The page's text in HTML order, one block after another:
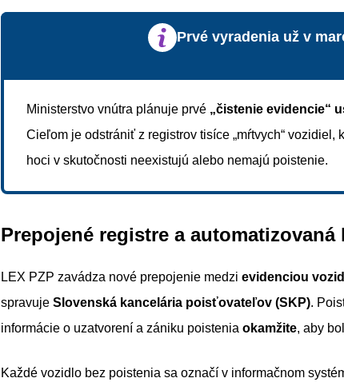
Prvé vyradenia už v
Ministerstvo vnútra plánuje prvé „čistenie evidencie“
Cieľom je odstrániť z registrov tisíce „mŕtvych“ vozidiel,
hoci v skutočnosti neexistujú alebo nemajú poistenie.
Prepojené registre a automatizovaná
LEX PZP zavádza nové prepojenie medzi evidenciou
spravuje Slovenská kancelária poisťovateľov (SKP).
informácie o uzatvorení a zániku poistenia okamžite, aby
Každé vozidlo bez poistenia sa označí v informačnom